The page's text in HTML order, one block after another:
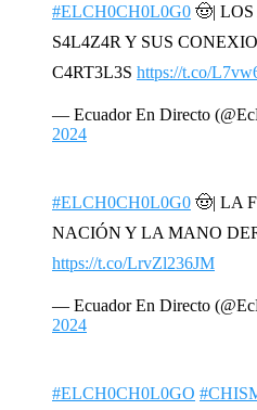
#ELCH0CH0L0G0 🤠|
S4L4Z4R Y SUS
C4RT3L3S https://t.co/
— Ecuador En Directo
2024
#ELCH0CH0L0G0 🤠| LA
NACIÓN Y LA MANO
https://t.co/LrvZl236JM
— Ecuador En Directo
2024
#ELCH0CH0L0GO